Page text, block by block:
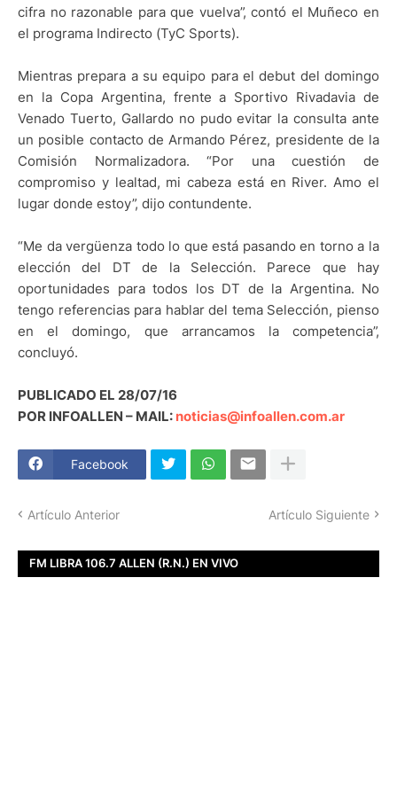
cifra no razonable para que vuelva”, contó el Muñeco en
el programa Indirecto (TyC Sports).
Mientras prepara a su equipo para el debut del domingo
en la Copa Argentina, frente a Sportivo Rivadavia de
Venado Tuerto, Gallardo no pudo evitar la consulta ante
un posible contacto de Armando Pérez, presidente de la
Comisión Normalizadora. “Por una cuestión de
compromiso y lealtad, mi cabeza está en River. Amo el
lugar donde estoy”, dijo contundente.
“Me da vergüenza todo lo que está pasando en torno a la
elección del DT de la Selección. Parece que hay
oportunidades para todos los DT de la Argentina. No
tengo referencias para hablar del tema Selección, pienso
en el domingo, que arrancamos la competencia”,
concluyó.
PUBLICADO EL 28/07/16
POR INFOALLEN – MAIL: noticias@infoallen.com.ar
Facebook
Artículo Anterior Artículo Siguiente
FM LIBRA 106.7 ALLEN (R.N.) EN VIVO